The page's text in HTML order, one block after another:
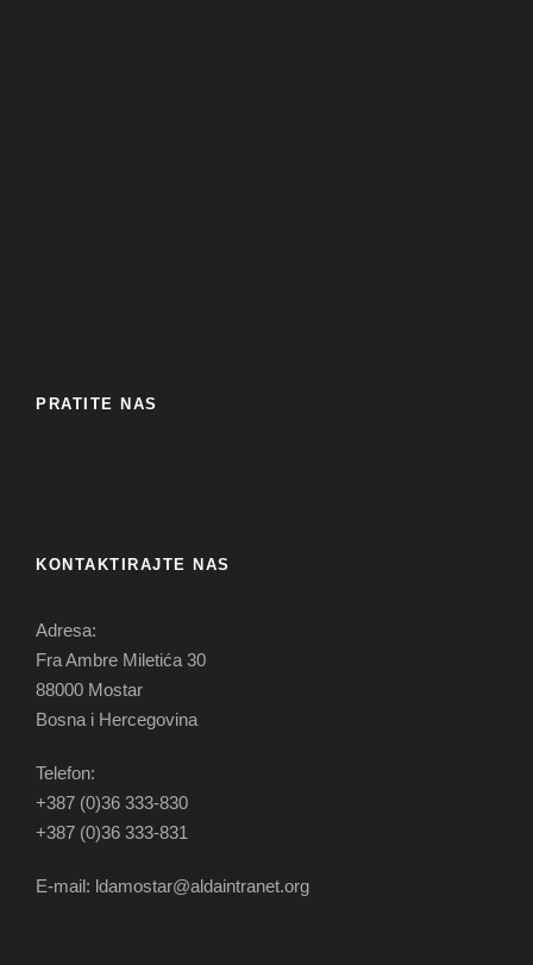
PRATITE NAS
KONTAKTIRAJTE NAS
Adresa:
Fra Ambre Miletića 30
88000 Mostar
Bosna i Hercegovina
Telefon:
+387 (0)36 333-830
+387 (0)36 333-831
E-mail: ldamostar@aldaintranet.org